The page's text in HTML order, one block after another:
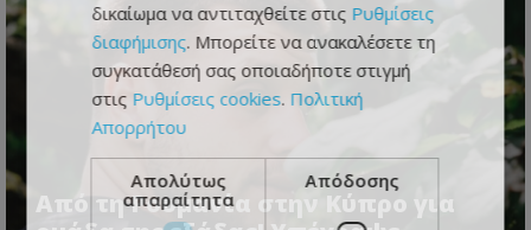
Από τη Ρουμανία στην Κύπρο για
δικαίωμα να αντιταχθείτε στις Ρυθμίσεις
διαφήμισης. Μπορείτε να ανακαλέσετε τη
συγκατάθεσή σας οποιαδήποτε στιγμή
στις Ρυθμίσεις cookies. Πολιτική
Απορρήτου
Απολύτως
απαραίτητα
Απόδοσης